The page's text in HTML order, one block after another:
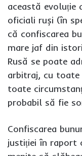
această evoluție
oficiali ruși (în
că confiscarea
mare jaf din
Rusă se poate
arbitraj, cu toate
toate
probabil să fie
Confiscarea
justiției în raport